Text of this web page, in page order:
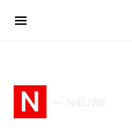
N NIEUWS